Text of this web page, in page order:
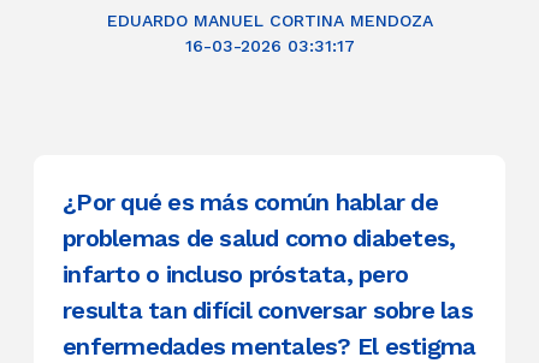
EDUARDO MANUEL CORTINA MENDOZA
16-03-2026 03:31:17
¿Por qué es más común hablar de
problemas de salud como diabetes,
infarto o incluso próstata, pero
resulta tan difícil conversar sobre las
enfermedades mentales? El estigma